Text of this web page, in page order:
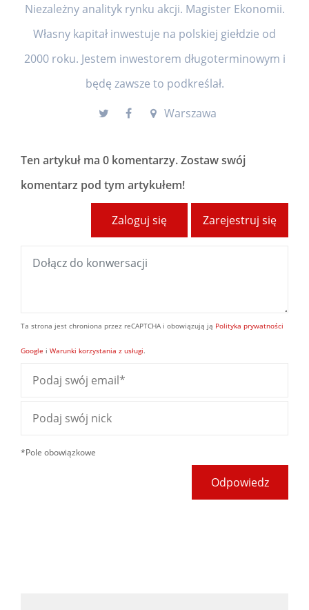
Niezależny analityk rynku akcji. Magister Ekonomii.
Własny kapitał inwestuje na polskiej giełdzie od
2000 roku. Jestem inwestorem długoterminowym i
będę zawsze to podkreślał.
Warszawa
Ten artykuł ma 0 komentarzy. Zostaw swój
komentarz pod tym artykułem!
Zarejestruj się
Zaloguj się
Ta strona jest chroniona przez reCAPTCHA i obowiązują ją Polityka prywatności
Google i Warunki korzystania z usługi.
*Pole obowiązkowe
Odpowiedz